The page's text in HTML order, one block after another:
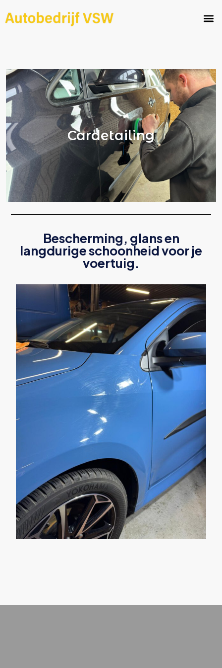
Cardetailing
Bescherming, glans en
langdurige schoonheid voor je
voertuig.